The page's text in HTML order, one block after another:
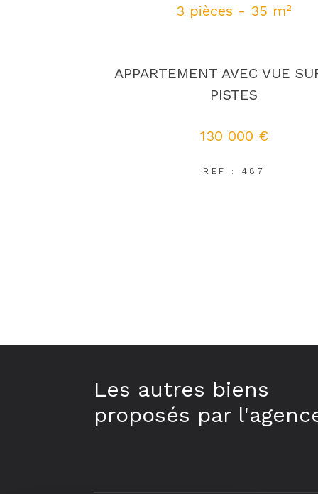
3 pièces - 35 m²
APPARTEMENT AVEC VUE
PISTES
130 000 €
REF : 487
Les autres biens
proposés par